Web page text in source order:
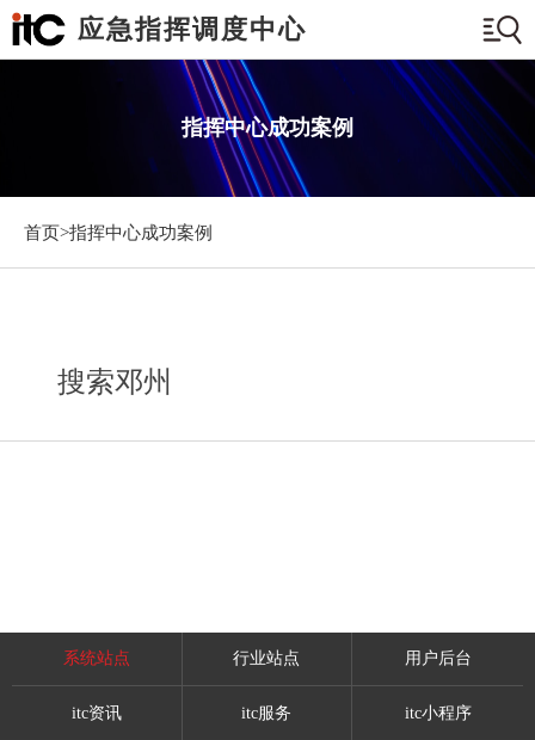
应急指挥调度中心
指挥中心成功案例
首页>指挥中心成功案例
搜索邓州
系统站点 行业站点 用户后台
itc资讯 itc服务 itc小程序